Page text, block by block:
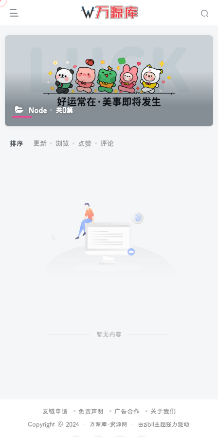
Node 共0篇
排序 更新 浏览 点赞 评论
暂无内容
友链申请 免责声明 广告合作 关于我们
Copyright © 2024 · 万源库-资源网 · 由zibll主题强力驱动.